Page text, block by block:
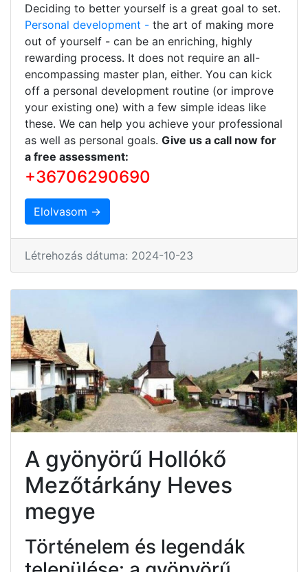
Deciding to better yourself is a great goal to set.
Personal development - the art of making more
out of yourself - can be an enriching, highly
rewarding process. It does not require an all-
encompassing master plan, either. You can kick
off a personal development routine (or improve
your existing one) with a few simple ideas like
these. We can help you achieve your professional
as well as personal goals. Give us a call now for
a free assessment:
+36706290690
Elolvasom →
Létrehozás dátuma: 2024-10-23
A gyönyörű Hollókő
Mezőtárkány Heves
megye
Történelem és legendák